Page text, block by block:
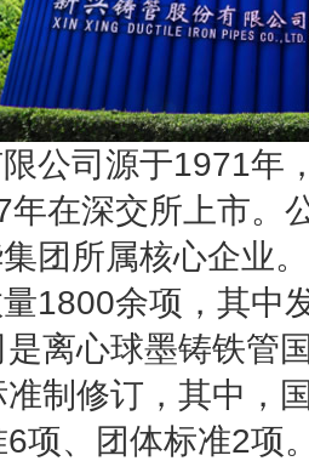
公司源于1971年
在深交所上市。
团所属核心企业。
1800余项，其中
离心球墨铸铁管
制修订，其中，
项、团体标准2项